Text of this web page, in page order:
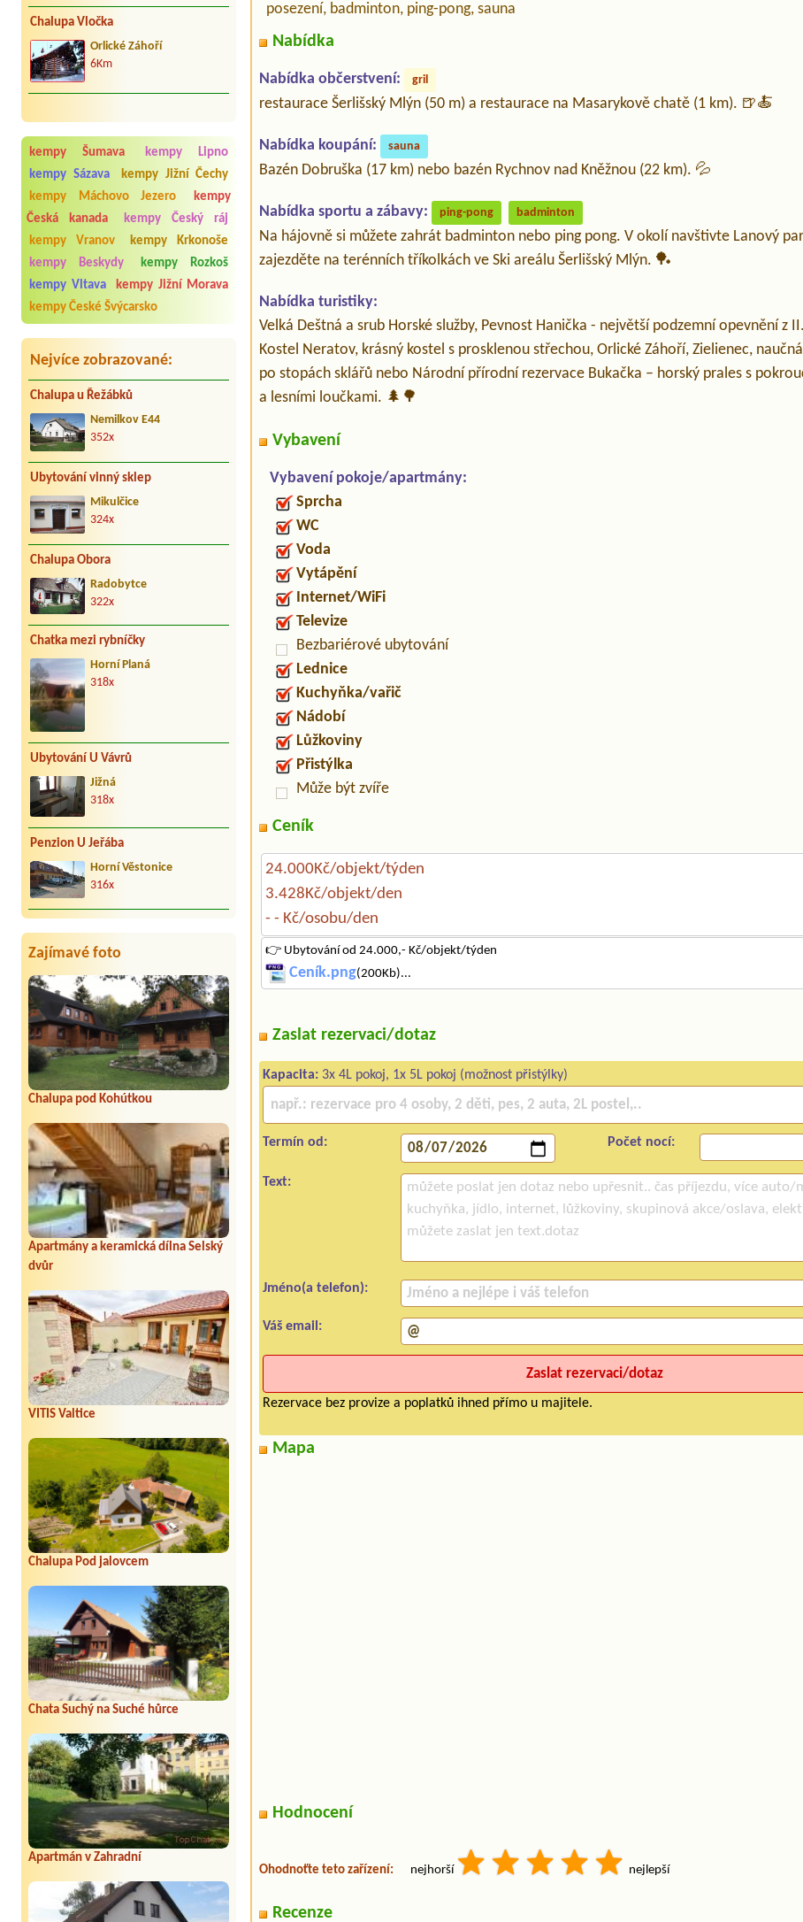
Chalupa Vločka
Orlické Záhoří
6Km
kempy Šumava
kempy Lipno
kempy Sázava
kempy Jižní Čechy
kempy Máchovo Jezero
kempy
Česká kanada
kempy Český ráj
kempy Vranov
kempy Krkonoše
kempy Beskydy
kempy Rozkoš
kempy Vltava
kempy Jižní Morava
kempy České Švýcarsko
Nejvíce zobrazované:
Chalupa u Řežábků
Nemilkov E44
352x
Ubytování vinný sklep
Mikulčice
324x
Chalupa Obora
Radobytce
322x
Chatka mezi rybníčky
Horní Planá
318x
Ubytování U Vávrů
Jižná
318x
Penzion U Jeřába
Horní Věstonice
316x
Zajímavé foto
Chalupa pod Kohútkou
Apartmány a keramická dílna Selský
dvůr
VITIS Valtice
Chalupa Pod jalovcem
Chata Suchý na Suché hůrce
Apartmán v Zahradní
posezení, badminton, ping-pong, sauna
Nabídka
Nabídka občerstvení: gril
restaurace Šerlišský Mlýn (50 m) a restaurace na Masarykově chatě (1 km). 🍺🍝
Nabídka koupání: sauna
Bazén Dobruška (17 km) nebo bazén Rychnov nad Kněžnou (22 km). 💦
Nabídka sportu a zábavy: ping-pong badminton
Na hájovně si můžete zahrát badminton nebo ping pong. V okolí navštivte Lanový
zajezděte na terénních tříkolkách ve Ski areálu Šerlišský Mlýn. 🏓
Nabídka turistiky:
Velká Deštná a srub Horské služby, Pevnost Hanička - největší podzemní opevnění z
Kostel Neratov, krásný kostel s prosklenou střechou, Orlické Záhoří, Zielienec,
po stopách sklářů nebo Národní přírodní rezervace Bukačka – horský prales s
a lesními loučkami. 🌲🌳
Vybavení
Vybavení pokoje/apartmány:
Sprcha
WC
Voda
Vytápění
Internet/WiFi
Televize
Bezbariérové ubytování
Lednice
Kuchyňka/vařič
Nádobí
Lůžkoviny
Přistýlka
Může být zvíře
Ceník
24.000Kč/objekt/týden
3.428Kč/objekt/den
- - Kč/osobu/den
👉 Ubytování od 24.000,- Kč/objekt/týden
Ceník.png(200Kb)...
Zaslat rezervaci/dotaz
Kapacita: 3x 4L pokoj, 1x 5L pokoj (možnost přistýlky)
Termín od: Počet nocí:
Text:
Jméno(a telefon):
Váš email:
Rezervace bez provize a poplatků ihned přímo u majitele.
Mapa
Hodnocení
Ohodnoťte teto zařízení: nejhorší nejlepší
Recenze